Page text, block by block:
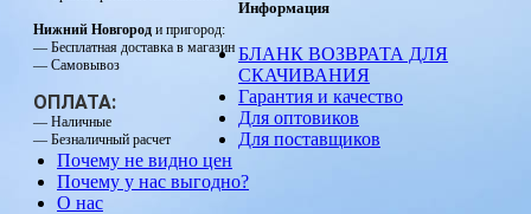
Нижний Новгород и пригород:
— Бесплатная доставка в магазин
— Самовывоз
ОПЛАТА:
— Наличные
— Безналичный расчет
Информация
БЛАНК ВОЗВРАТА ДЛЯ
СКАЧИВАНИЯ
Гарантия и качество
Для оптовиков
Для поставщиков
Почему не видно цен
Почему у нас выгодно?
О нас